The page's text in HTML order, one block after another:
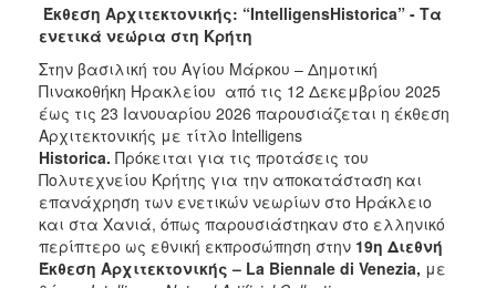
Έκθεση Αρχιτεκτονικής: “IntelligensHistorica” - Τα
ενετικά νεώρια στη Κρήτη
Στην βασιλική του Αγίου Μάρκου – Δημοτική
Πινακοθήκη Ηρακλείου από τις 12 Δεκεμβρίου 2025
έως τις 23 Ιανουαρίου 2026 παρουσιάζεται η έκθεση
Αρχιτεκτονικής με τίτλο Intelligens
Historica. Πρόκειται για τις προτάσεις του
Πολυτεχνείου Κρήτης για την αποκατάσταση και
επανάχρηση των ενετικών νεωρίων στο Ηράκλειο
και στα Χανιά, όπως παρουσιάστηκαν στο ελληνικό
περίπτερο ως εθνική εκπροσώπηση στην 19η Διεθνή
Έκθεση Αρχιτεκτονικής– La Biennale di Venezia, με